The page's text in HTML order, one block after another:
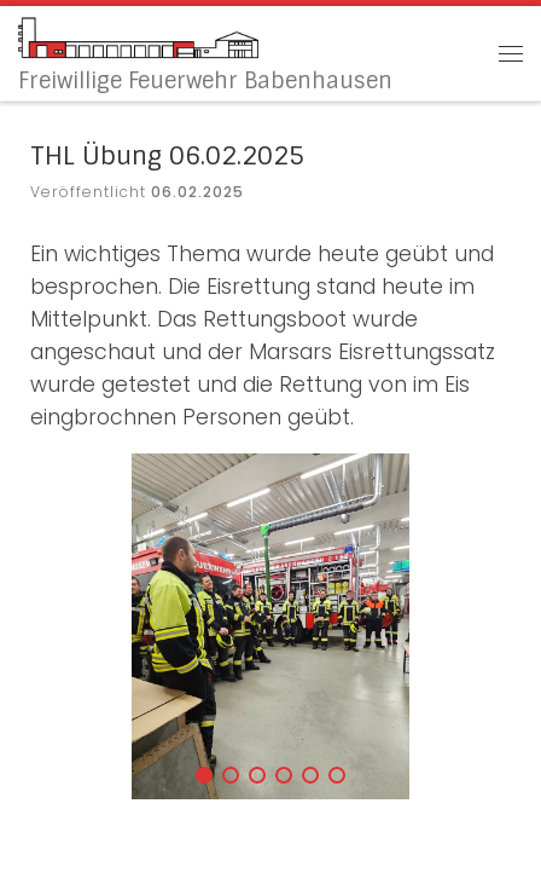
Zum Inhalt springen
Freiwillige Feuerwehr Babenhausen
THL Übung 06.02.2025
Veröffentlicht 06.02.2025
Ein wichtiges Thema wurde heute geübt und
besprochen. Die Eisrettung stand heute im
Mittelpunkt. Das Rettungsboot wurde
angeschaut und der Marsars Eisrettungssatz
wurde getestet und die Rettung von im Eis
eingbrochnen Personen geübt.